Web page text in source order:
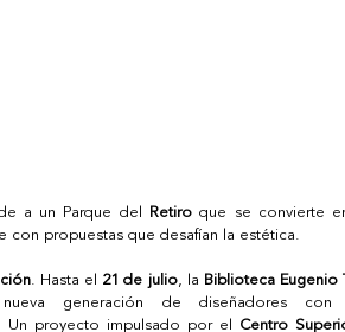
a un Parque del Retiro que se convierte
con propuestas que desafían la estética.
. Hasta el 21 de julio, la Biblioteca Eugenio
generación de diseñadores
Un proyecto impulsado por el Centro